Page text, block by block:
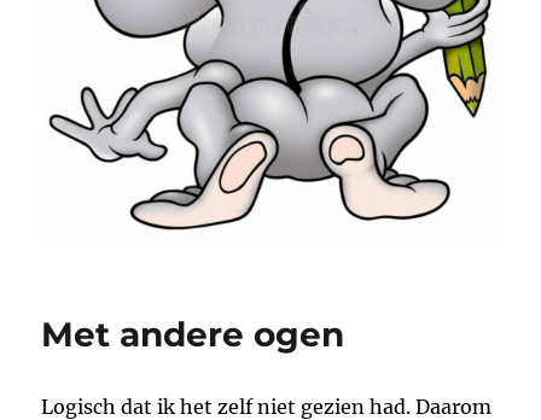
Met andere ogen
Logisch dat ik het zelf niet gezien had. Daarom